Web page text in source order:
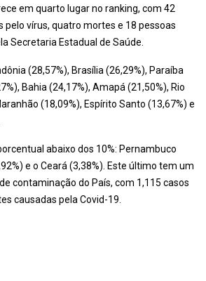
em quarto lugar no ranking, com 42
pelo vírus, quatro mortes e 18 pessoas
Secretaria Estadual de Saúde.
(28,57%), Brasília (26,29%), Paraíba
Bahia (24,17%), Amapá (21,50%), Rio
(18,09%), Espírito Santo (13,67%) e
abaixo dos 10%: Pernambuco
e o Ceará (3,38%). Este último tem um
contaminação do País, com 1,115 casos
causadas pela Covid-19.